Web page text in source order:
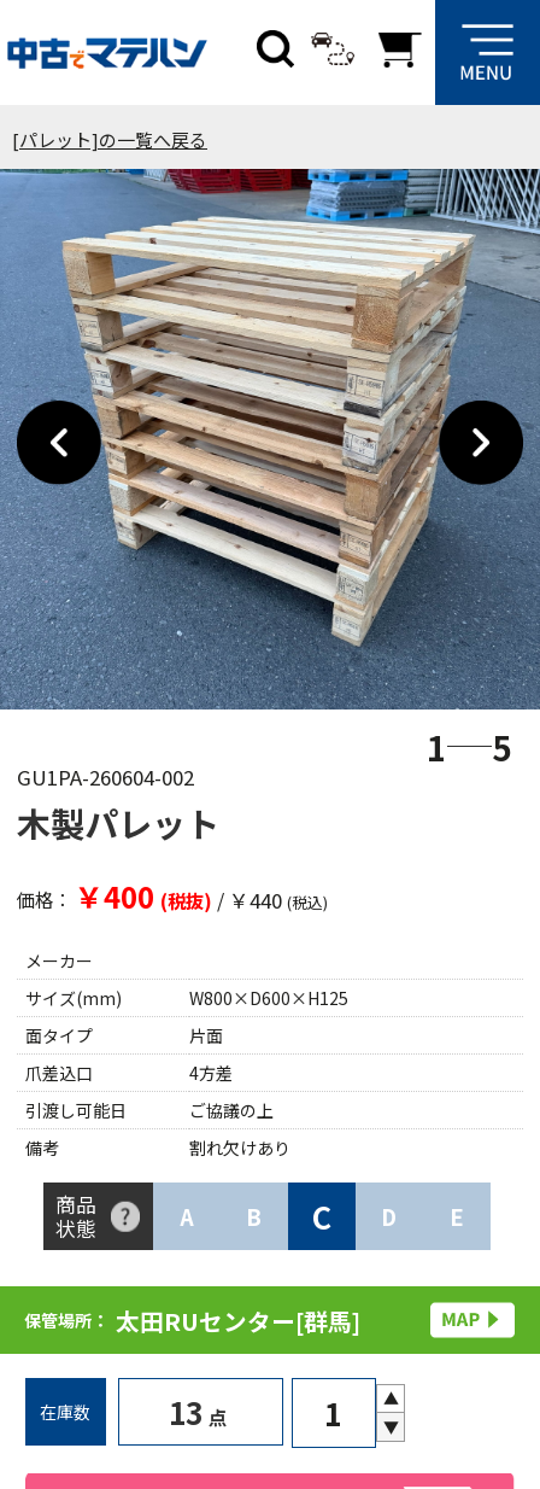
[パレット]の一覧へ戻る
1 5
GU1PA-260604-002
木製パレット
価格： ￥400 (税抜) / ￥440 (税込)
メーカー
サイズ(mm)
W800×D600×H125
面タイプ
片面
爪差込口
4方差
引渡し可能日
ご協議の上
備考
割れ欠けあり
商品
状態
A B C D E
保管場所： 太田RUセンター[群馬]
在庫数 13 点
▲
▼